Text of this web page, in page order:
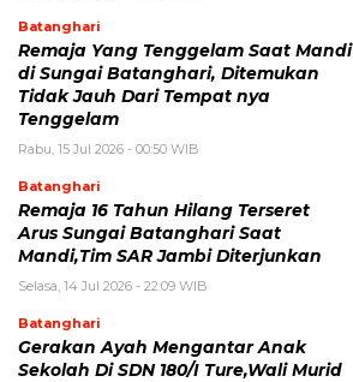
Batanghari
Remaja Yang Tenggelam Saat Mandi
di Sungai Batanghari, Ditemukan
Tidak Jauh Dari Tempat nya
Tenggelam
Rabu, 15 Jul 2026 - 00:50 WIB
Batanghari
Remaja 16 Tahun Hilang Terseret
Arus Sungai Batanghari Saat
Mandi,Tim SAR Jambi Diterjunkan
Selasa, 14 Jul 2026 - 22:09 WIB
Batanghari
Gerakan Ayah Mengantar Anak
Sekolah Di SDN 180/I Ture,Wali Murid